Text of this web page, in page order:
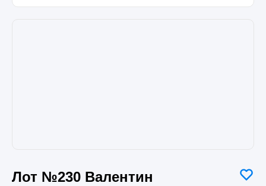
Лот №230 Валентин